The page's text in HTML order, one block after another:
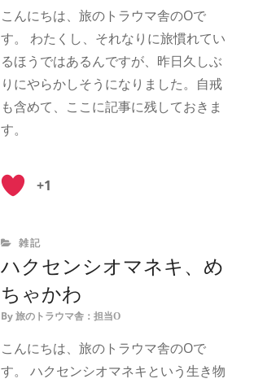
こんにちは、旅のトラウマ舎のOで
す。 わたくし、それなりに旅慣れてい
るほうではあるんですが、昨日久しぶ
りにやらかしそうになりました。自戒
も含めて、ここに記事に残しておきま
す。
+1
CATEGORIES
雑記
ハクセンシオマネキ、め
ちゃかわ
By 旅のトラウマ舎：担当O
こんにちは、旅のトラウマ舎のOで
す。 ハクセンシオマネキという生き物